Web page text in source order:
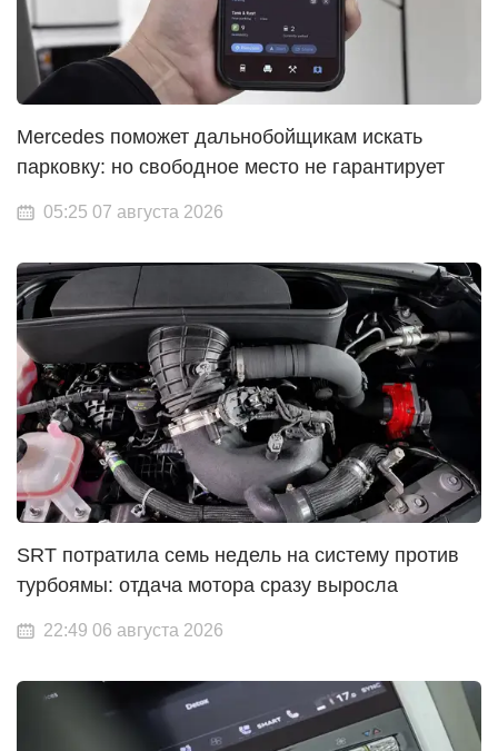
Mercedes поможет дальнобойщикам искать
парковку: но свободное место не гарантирует
05:25 07 августа 2026
SRT потратила семь недель на систему против
турбоямы: отдача мотора сразу выросла
22:49 06 августа 2026